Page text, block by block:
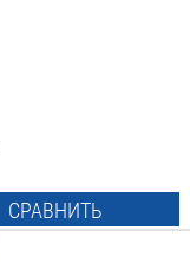
СРАВНИТЬ